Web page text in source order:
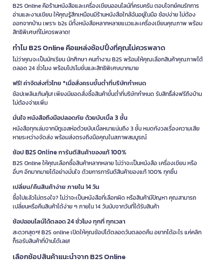
B2S Online คือร้านหนังสือและเครื่องเขียนออนไลน์ที่ครบครัน ตอบโจทย์คนรักการ
อ่านและงานเขียน ให้คุณรู้สึกเหมือนมีร้านหนังสือใกล้ฉันอยู่ในมือ ช้อปง่าย ไม่ต้อง
ออกจากบ้าน เพราะ b2s มีทั้งหนังสือหลากหลายแนวและเครื่องเขียนคุณภาพ พร้อม
สิทธิพิเศษที่ไม่ควรพลาด!
ทำไม B2S Online คือแหล่งช้อปปิ้งที่คุณไม่ควรพลาด
ไม่ว่าคุณจะเป็นนักเรียน นักศึกษา คนทำงาน B2S พร้อมให้คุณเลือกสินค้าคุณภาพได้
ตลอด 24 ชั่วโมง พร้อมโปรโมชั่นและสิทธิพิเศษมากมาย
ฟรี! ค่าจัดส่งทั่วไทย *เมื่อสั่งครบขั้นต่ำที่บริษัทกำหนด
ช้อปเพลินเกินคุ้ม! เพียงมียอดสั่งซื้อสินค้าขั้นต่ำที่บริษัทกำหนด รับสิทธิ์ส่งฟรีถึงบ้าน
ไม่ต้องจ่ายเพิ่ม
มั่นใจ หนังสือถึงมือปลอดภัย ด้วยบับเบิ้ล 3 ชั้น
หนังสือทุกเล่มจากบีทูเอสห่อด้วยบับเบิ้ลหนาแน่นถึง 3 ชั้น หมดกังวลเรื่องความเสีย
หายระหว่างจัดส่ง พร้อมส่งตรงถึงมือคุณในสภาพสมบูรณ์
ช้อป B2S Online การันตีสินค้าของแท้ 100%
B2S Online ให้คุณเลือกซื้อสินค้าหลากหลาย ไม่ว่าจะเป็นหนังสือ เครื่องเขียน หรือ
อื่นๆ อีกมากมายได้อย่างมั่นใจ ด้วยการการันตีสินค้าของแท้ 100% ทุกชิ้น
เปลี่ยน/คืนสินค้าง่าย ภายใน 14 วัน
ซื้อไปแล้วไม่ตรงใจ? ไม่ว่าจะเป็นหนังสือที่เลือกผิด หรือสินค้ามีปัญหา คุณสามารถ
เปลี่ยนหรือคืนสินค้าได้ง่าย ๆ ภายใน 14 วันนับจากวันที่ได้รับสินค้า
ช้อปออนไลน์ได้ตลอด 24 ชั่วโมง ทุกที่ ทุกเวลา
สะดวกสุดๆ! B2S online เปิดให้คุณช้อปได้ตลอดวันตลอดคืน อยากได้อะไร แค่คลิก
ก็รอรับสินค้าที่บ้านได้เลย!
เลือกช้อปสินค้าแนะนำจาก B2S Online